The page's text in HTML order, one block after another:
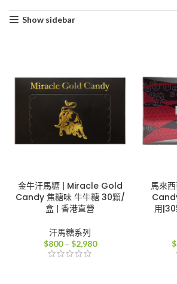
Show sidebar
金牛汗馬糖 | Miracle Gold
Candy 焦糖味 牛牛糖 30顆/
盒 | 香港直營
汗馬糖系列
$800 – $2,980價
馬來
用
$